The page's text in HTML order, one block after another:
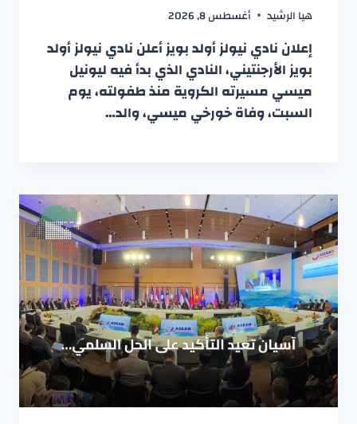
هيا الرشيد أغسطس 8, 2026
إعلان نادي نيولز أولد بويز أعلن نادي نيولز أولد
بويز الأرجنتيني، النادي الذي بدأ فيه ليونيل
ميسي مسيرته الكروية منذ طفولته، يوم
السبت، وفاة خورخي ميسي، والد…